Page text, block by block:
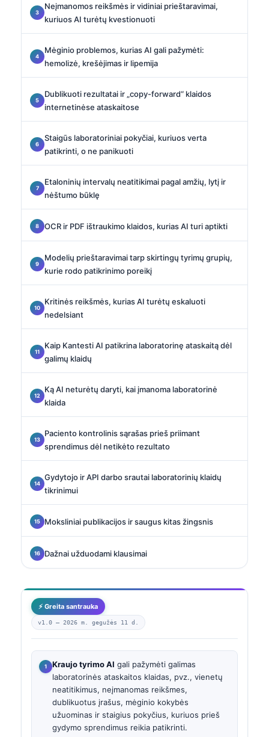
Neįmanomos reikšmės ir vidiniai prieštaravimai,
kuriuos AI turėtų kvestionuoti
Mėginio problemos, kurias AI gali pažymėti:
hemolizė, krešėjimas ir lipemija
Dublikuoti rezultatai ir „copy-forward“ klaidos
internetinėse ataskaitose
Staigūs laboratoriniai pokyčiai, kuriuos verta
patikrinti, o ne panikuoti
Etaloninių intervalų neatitikimai pagal amžių, lytį ir
nėštumo būklę
OCR ir PDF ištraukimo klaidos, kurias AI turi aptikti
Modelių prieštaravimai tarp skirtingų tyrimų grupių,
kurie rodo patikrinimo poreikį
Kritinės reikšmės, kurias AI turėtų eskaluoti
nedelsiant
Kaip Kantesti AI patikrina laboratorinę ataskaitą dėl
galimų klaidų
Ką AI neturėtų daryti, kai įmanoma laboratorinė
klaida
Paciento kontrolinis sąrašas prieš priimant
sprendimus dėl netikėto rezultato
Gydytojo ir API darbo srautai laboratorinių klaidų
tikrinimui
Moksliniai publikacijos ir saugus kitas žingsnis
Dažnai užduodami klausimai
⚡ Greita santrauka
v1.0 — 2026 m. gegužės 11 d.
Kraujo tyrimo AI gali pažymėti galimas
laboratorinės ataskaitos klaidas, pvz., vienetų
neatitikimus, neįmanomas reikšmes,
dublikuotus įrašus, mėginio kokybės
užuominas ir staigius pokyčius, kuriuos prieš
gydymo sprendimus reikia patikrinti.